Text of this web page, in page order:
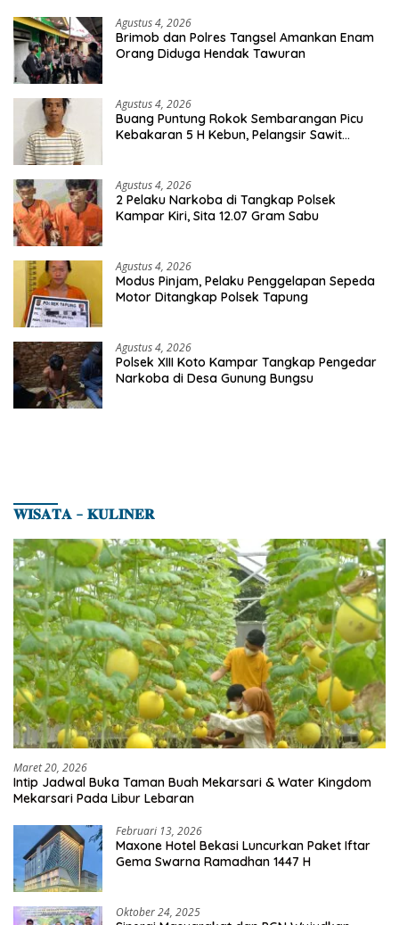
Agustus 4, 2026
Brimob dan Polres Tangsel Amankan Enam
Orang Diduga Hendak Tawuran
Agustus 4, 2026
Buang Puntung Rokok Sembarangan Picu
Kebakaran 5 H Kebun, Pelangsir Sawit
Agustus 4, 2026
2 Pelaku Narkoba di Tangkap Polsek
Kampar Kiri, Sita 12.07 Gram Sabu
Agustus 4, 2026
Modus Pinjam, Pelaku Penggelapan Sepeda
Motor Ditangkap Polsek Tapung
Agustus 4, 2026
Polsek XIII Koto Kampar Tangkap Pengedar
Narkoba di Desa Gunung Bungsu
𝐖𝐈𝐒𝐀𝐓𝐀 – 𝐊𝐔𝐋𝐈𝐍𝐄𝐑
Maret 20, 2026
Intip Jadwal Buka Taman Buah Mekarsari & Water Kingdom
Mekarsari Pada Libur Lebaran
Februari 13, 2026
Maxone Hotel Bekasi Luncurkan Paket Iftar
Gema Swarna Ramadhan 1447 H
Oktober 24, 2025